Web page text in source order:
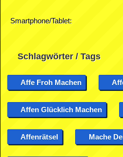
Smartphone/Tablet:
Schlagwörter / Tags
Affe Froh Machen
Affen Glücklich Machen
Affenrätsel Mache